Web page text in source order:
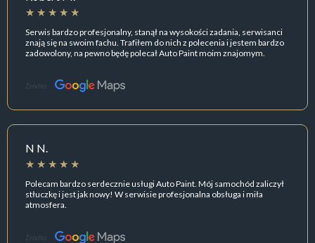
Serwis bardzo profesjonalny, stanął na wysokości zadania, serwisanci
znają się na swoim fachu. Trafiłem do nich z polecenia i jestem bardzo
zadowolony, na pewno będę polecał Auto Paint moim znajomym.
Źródło:
N N.
Polecam bardzo serdecznie usługi Auto Paint. Mój samochód zaliczył
stłuczkę i jest jak nowy! W serwisie profesjonalna obsługa i miła
atmosfera.
Źródło: